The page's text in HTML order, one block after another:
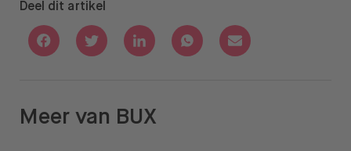
Deel dit artikel
Deel via Facebook
Deel via TwitterDeel via Linkedin
Deel via Whatsapp
Deel via Email
Meer van BUX